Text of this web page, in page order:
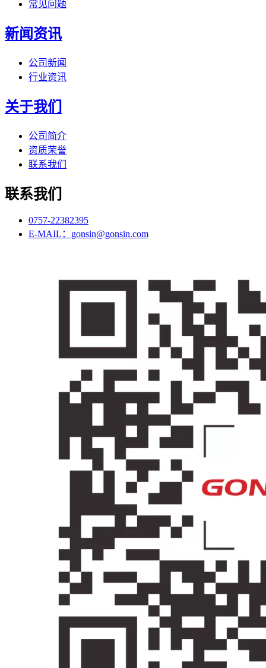
常见问题
新闻资讯
公司新闻
行业资讯
关于我们
公司简介
资质荣誉
联系我们
联系我们
0757-22382395
E-MAIL：gonsin@gonsin.com